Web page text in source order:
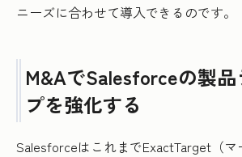
ニーズに合わせて導入できるのです。
M&AでSalesforceの製品
プを強化する
SalesforceはこれまでExactTarget（マ